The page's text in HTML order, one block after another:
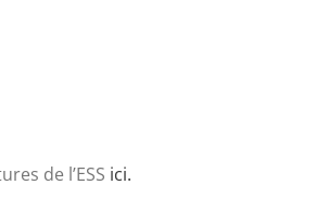
de l’ESS ici.